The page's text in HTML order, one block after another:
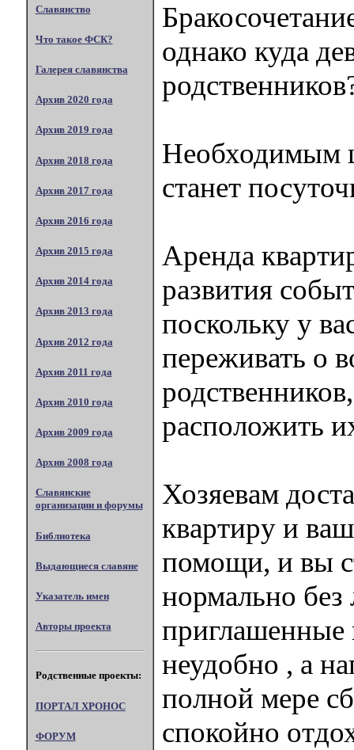
Славянство
Что такое ФСК?
Галерея славянства
Архив 2020 года
Архив 2019 года
Архив 2018 года
Архив 2017 года
Архив 2016 года
Архив 2015 года
Архив 2014 года
Архив 2013 года
Архив 2012 года
Архив 2011 года
Архив 2010 года
Архив 2009 года
Архив 2008 года
Славянские
организации и форумы
Библиотека
Выдающиеся славяне
Указатель имен
Авторы проекта
Родственные проекты:
ПОРТАЛ XPOHOC
ФОРУМ
однако куда
Необходимым
станет
Аренда
развития
поскольку у
переживать о
расположить
Хозяевам
квартиру и
помощи, и вы
нормально
приглашенные
неудобно , а
полной мере
спокойно